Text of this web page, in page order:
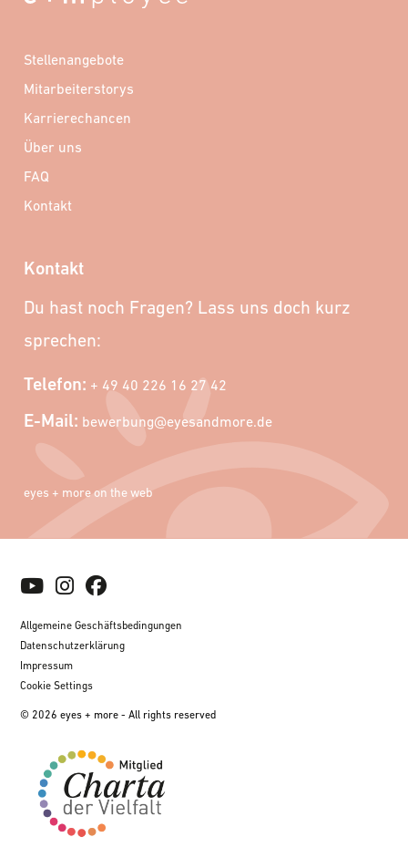
Stellenangebote
Mitarbeiterstorys
Karrierechancen
Über uns
FAQ
Kontakt
Kontakt
Du hast noch Fragen? Lass uns doch kurz
sprechen:
Telefon: + 49 40 226 16 27 42
E-Mail: bewerbung@eyesandmore.de
eyes + more on the web
Allgemeine Geschäftsbedingungen
Datenschutzerklärung
Impressum
Cookie Settings
© 2026 eyes + more - All rights reserved